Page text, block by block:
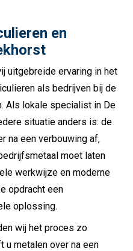
en
uitgebreide ervaring in het
als bedrijven bij de
Als lokale specialist in De
situatie anders is: de
na een verbouwing af,
moet laten
werkwijze en moderne
opdracht een
oplossing.
wij het proces zo
u metalen over na een